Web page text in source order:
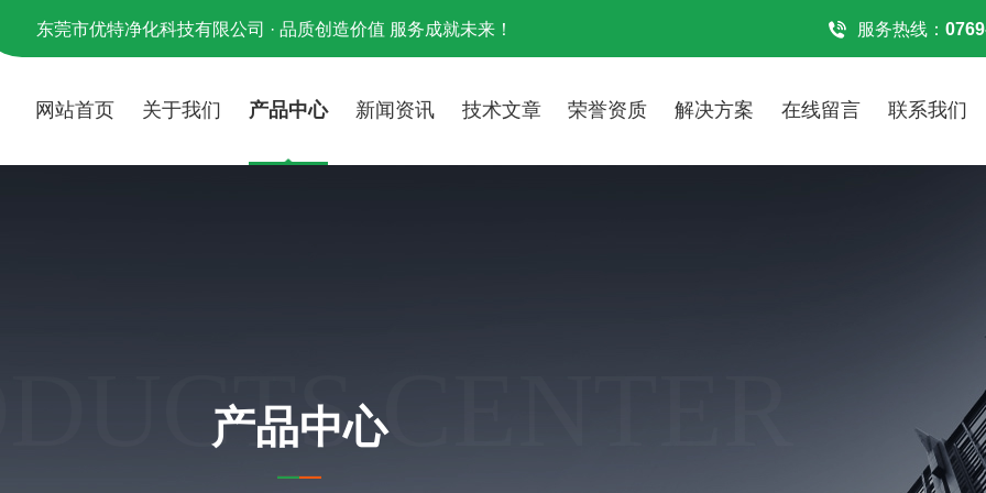
东莞市优特净化科技有限公司 · 品质创造价值 服务成就未来！ 服务热线：
网站首页 关于我们 产品中心 新闻资讯 技术文章 荣誉资质 解决方案 在线留言 联系我们
CENTER
产品中心